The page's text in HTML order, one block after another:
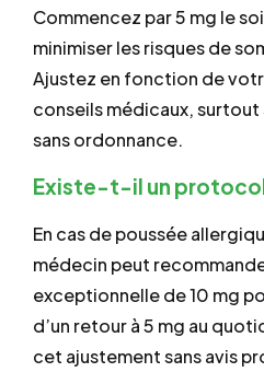
Commencez par 5 mg le
minimiser les risques de
Ajustez en fonction de
conseils médicaux,
sans ordonnance.
Existe-t-il un
En cas de poussée
médecin peut
exceptionnelle de 10 mg
d’un retour à 5 mg au
cet ajustement sans avis